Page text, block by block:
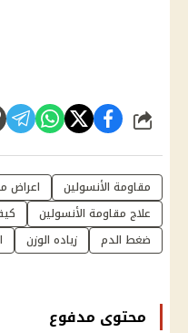
شارك
مقاومة الأنسولين
اعراض
علاج مقاومة الأنسولين
ضغط الدم
زياده الوزن
محتوى مدفوع